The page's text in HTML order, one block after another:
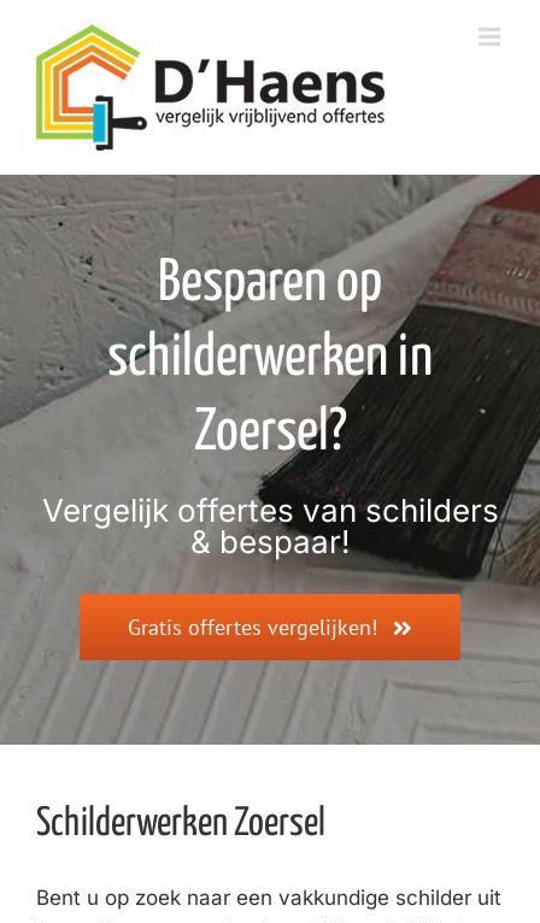
content
Besparen op
schilderwerken in
Zoersel?
Vergelijk offertes van schilders
& bespaar!
Gratis offertes vergelijken!
Schilderwerken Zoersel
Bent u op zoek naar een vakkundige schilder uit